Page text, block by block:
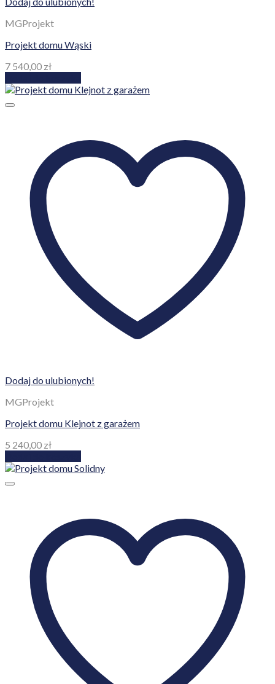
MGProjekt
Projekt domu Wąski
7 540,00 zł
Dodaj do ulubionych!
MGProjekt
Projekt domu Klejnot z garażem
5 240,00 zł